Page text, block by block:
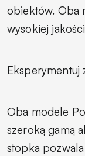
obiektów. Oba
wysokiej
Eksperymentuj
Oba modele
szeroką gamą
stopka